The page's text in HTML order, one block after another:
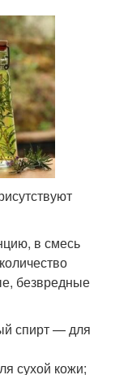
в смесь
безвредные
спирт — для
сухой кожи;